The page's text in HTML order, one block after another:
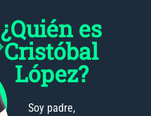
¿Quién es
Cristóbal
López?
Soy padre,